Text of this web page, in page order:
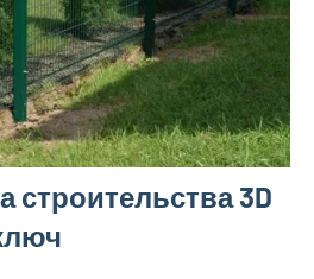
строительства 3D